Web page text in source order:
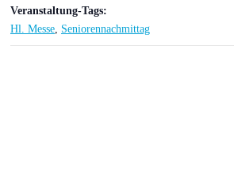
Veranstaltung-Tags:
Hl. Messe, Seniorennachmittag